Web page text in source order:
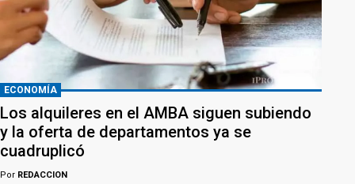
ECONOMÍA
Los alquileres en el AMBA siguen subiendo
y la oferta de departamentos ya se
cuadruplicó
Por REDACCION